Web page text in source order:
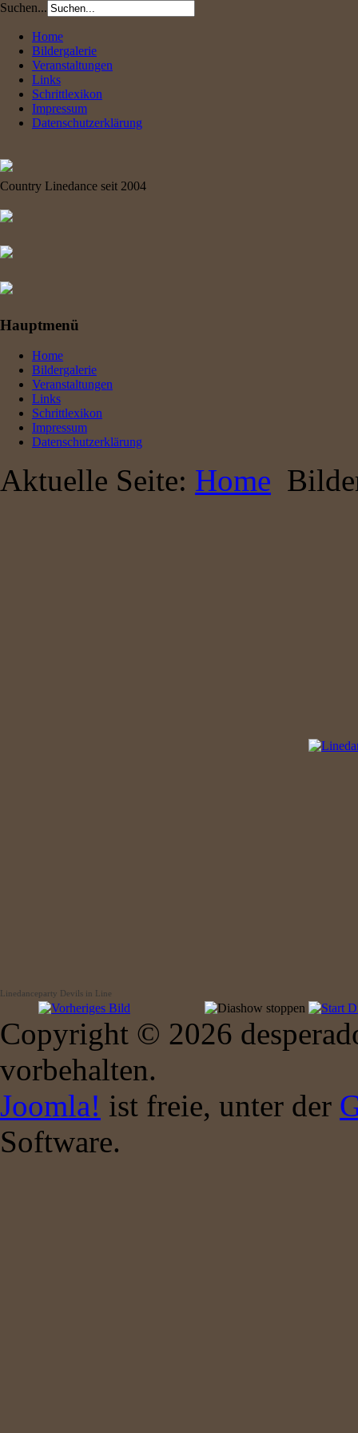
Suchen...
Home
Bildergalerie
Veranstaltungen
Links
Schrittlexikon
Impressum
Datenschutzerklärung
Country Linedance seit 2004
Hauptmenü
Home
Bildergalerie
Veranstaltungen
Links
Schrittlexikon
Impressum
Datenschutzerklärung
Aktuelle Seite: Home
Linedanceparty Devils in Line
Copyright © 2026
vorbehalten.
Joomla! ist freie, unter der
Software.